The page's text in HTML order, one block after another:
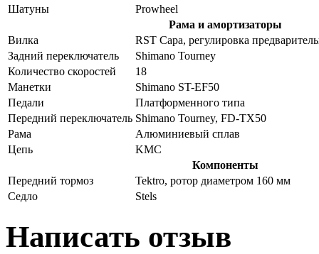
Шатуны
Prowheel
Рама и амортизаторы
Вилка
RST Capa, регулировка
Задний переключатель
Shimano Tourney
Количество скоростей
18
Манетки
Shimano ST-EF50
Педали
Платформенного типа
Передний переключатель Shimano Tourney, FD-TX50
Рама
Алюминиевый сплав
Цепь
KMC
Компоненты
Передний тормоз
Tektro, ротор диаметром 160 мм
Седло
Stels
Написать отзыв